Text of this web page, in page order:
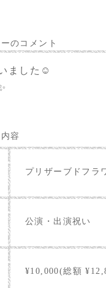
のコメント
ました☺️
容
プリザーブドフラ
公演・出演祝い
¥10,000(総額